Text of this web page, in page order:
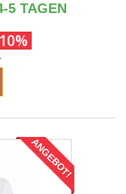
5 TAGEN
ANGEBOT!